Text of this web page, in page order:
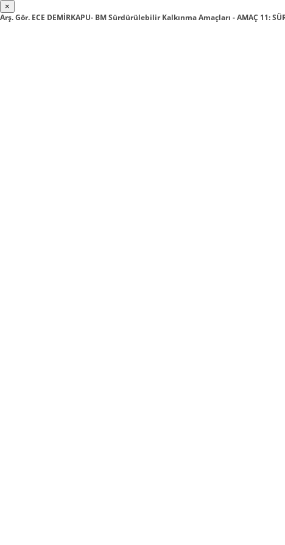
×
Arş. Gör. ECE DEMİRKAPU- BM Sürdürülebilir Kalkınma Amaçları - AMAÇ 11: